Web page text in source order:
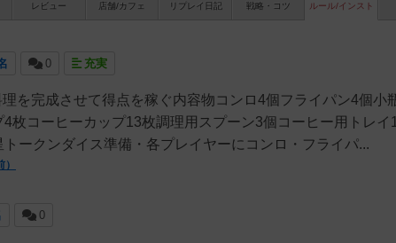
レビュー 店舗/カフェ リプレイ 日記 戦略 ・コツ ルール/インスト
0 充実
を完成させて得点を稼ぐ内容物コンロ4個フライパン4個小
枚コーヒーカップ13枚調理用スプーン3個コーヒー用トレ
トークンダイス準備・各プレイヤーにコンロ・フライパ...
0